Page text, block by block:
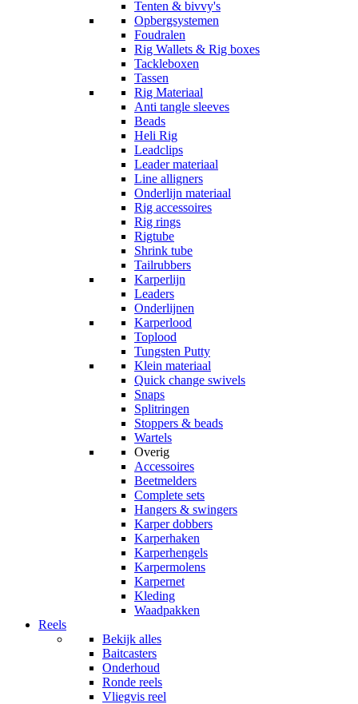
Tenten & bivvy's
Opbergsystemen
Foudralen
Rig Wallets & Rig boxes
Tackleboxen
Tassen
Rig Materiaal
Anti tangle sleeves
Beads
Heli Rig
Leadclips
Leader materiaal
Line alligners
Onderlijn materiaal
Rig accessoires
Rig rings
Rigtube
Shrink tube
Tailrubbers
Karperlijn
Leaders
Onderlijnen
Karperlood
Toplood
Tungsten Putty
Klein materiaal
Quick change swivels
Snaps
Splitringen
Stoppers & beads
Wartels
Overig
Accessoires
Beetmelders
Complete sets
Hangers & swingers
Karper dobbers
Karperhaken
Karperhengels
Karpermolens
Karpernet
Kleding
Waadpakken
Reels
Bekijk alles
Baitcasters
Onderhoud
Ronde reels
Vliegvis reel